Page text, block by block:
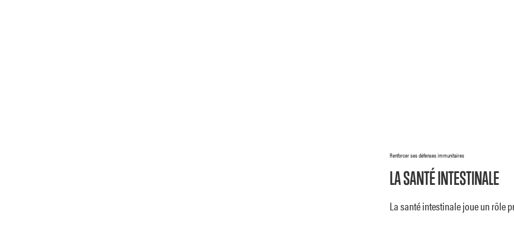
Renforcer ses défenses immunitaires
LA SANTÉ INTESTINALE
La santé intestinale joue un rôle